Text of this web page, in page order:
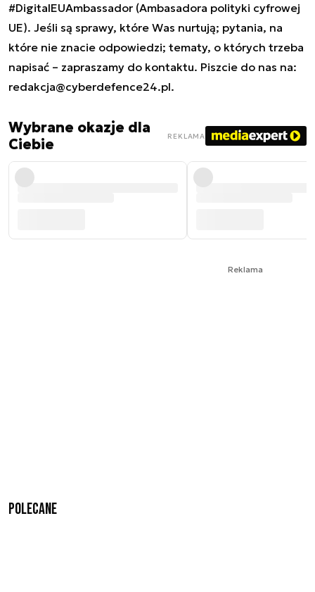
#DigitalEUAmbassador (Ambasadora polityki cyfrowej
UE). Jeśli są sprawy, które Was nurtują; pytania, na
które nie znacie odpowiedzi; tematy, o których trzeba
napisać – zapraszamy do kontaktu. Piszcie do nas na:
redakcja@cyberdefence24.pl.
Wybrane okazje dla
Ciebie
REKLAMA
Reklama
Polecane